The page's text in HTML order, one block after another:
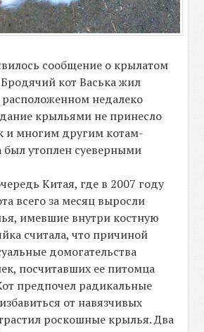
сообщение о крылатом
Бродячий кот Васька жил
расположенном недалеко
крыльями не принесло
и многим другим котам-
был утоплен суеверными
Китая, где в 2007 году
всего за месяц выросли
имевшие внутри костную
считала, что причиной
домогательства
посчитавших ее питомца
предпочел радикальные
от навязчивых
роскошные крылья. Два